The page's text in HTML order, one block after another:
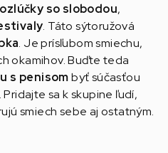
so slobodou,
. Táto sýtoružová
. Je prísľubom smiechu,
okamihov. Buďte teda
s penisombyť súčasťou
sa k skupine ľudí,
smiech sebe aj ostatným.